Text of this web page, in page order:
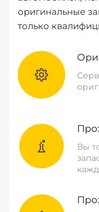
оригинальные
только
Вы